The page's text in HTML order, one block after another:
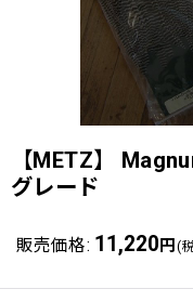
【METZ】
グレード
販売価格: 11,220 円 (